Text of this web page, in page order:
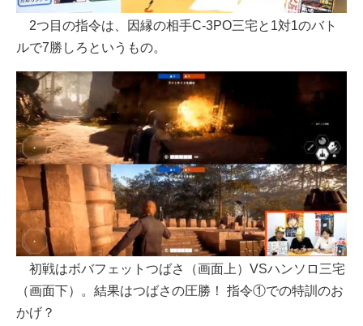
2つ目の指令は、因縁の相手C-3PO三宅と1対1のバト
ルで7勝しろというもの。
初戦はボバフェットつばさ（画面上）VSハンソロ三宅
（画面下）。結果はつばさの圧勝！ 指令①での特訓のお
かげ？